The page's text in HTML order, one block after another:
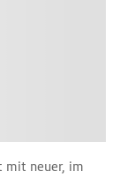
mit neuer, im